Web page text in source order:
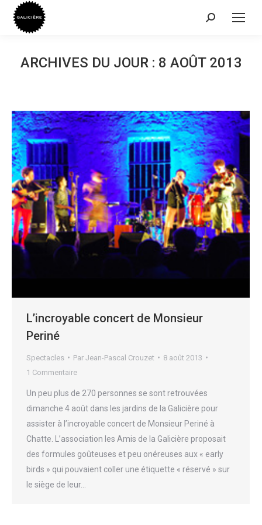
Recherche
ARCHIVES DU JOUR : 8 AOÛT 2013
L’incroyable concert de Monsieur
Periné
Spectacles Par Jean-Pascal Crouzet
8 août 2013
1 Commentaire
Un peu plus de 270 personnes se sont retrouvées
dimanche 4 août dans les jardins de la Galicière pour
assister à l’incroyable concert de Monsieur Periné à
Chatte. L’association les Amis de la Galicière proposait
des formules goûteuses et peu onéreuses aux « early
birds » qui pouvaient coller une étiquette « réservé » sur
le siège de leur…